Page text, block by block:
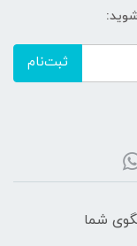
ثبت‌نام
10 الی 22 پاسخگوی شما